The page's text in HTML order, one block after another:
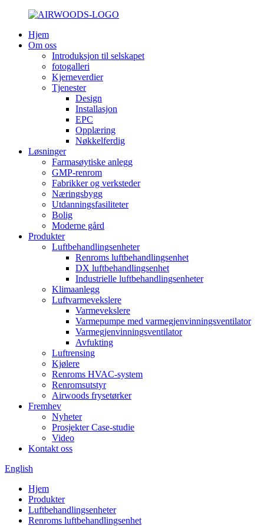
Hjem
Om oss
Introduksjon til selskapet
fotogalleri
Kjerneverdier
Tjenester
Design
Installasjon
EPC
Opplæring
Nøkkelferdig
Løsninger
Farmasøytiske anlegg
GMP-renrom
Fabrikker og verksteder
Næringsbygg
Utdanningsfasiliteter
Bolig
Moderne gård
Produkter
Luftbehandlingsenheter
Renroms luftbehandlingsenhet
DX luftbehandlingsenhet
Industrielle luftbehandlingsenheter
Klimaanlegg
Luftvarmevekslere
Varmevekslere
Varmepumpe med varmegjenvinningsventilator
Varmegjenvinningsventilator
Avfukting
Luftrensing
Kjølere
Renroms HVAC-system
Renromsutstyr
Airwoods frysetørker
Fremhev
Nyheter
Prosjekter Case-studie
Video
Kontakt oss
English
Hjem
Produkter
Luftbehandlingsenheter
Renroms luftbehandlingsenhet